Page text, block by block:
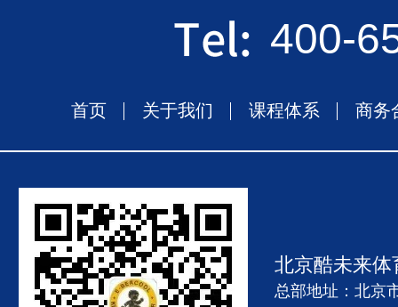
400-
首页 关于我们 课程体系 商务
北京酷未来
总部地址：北京